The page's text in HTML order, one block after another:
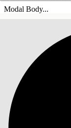
Modal Body...
TABLE DES